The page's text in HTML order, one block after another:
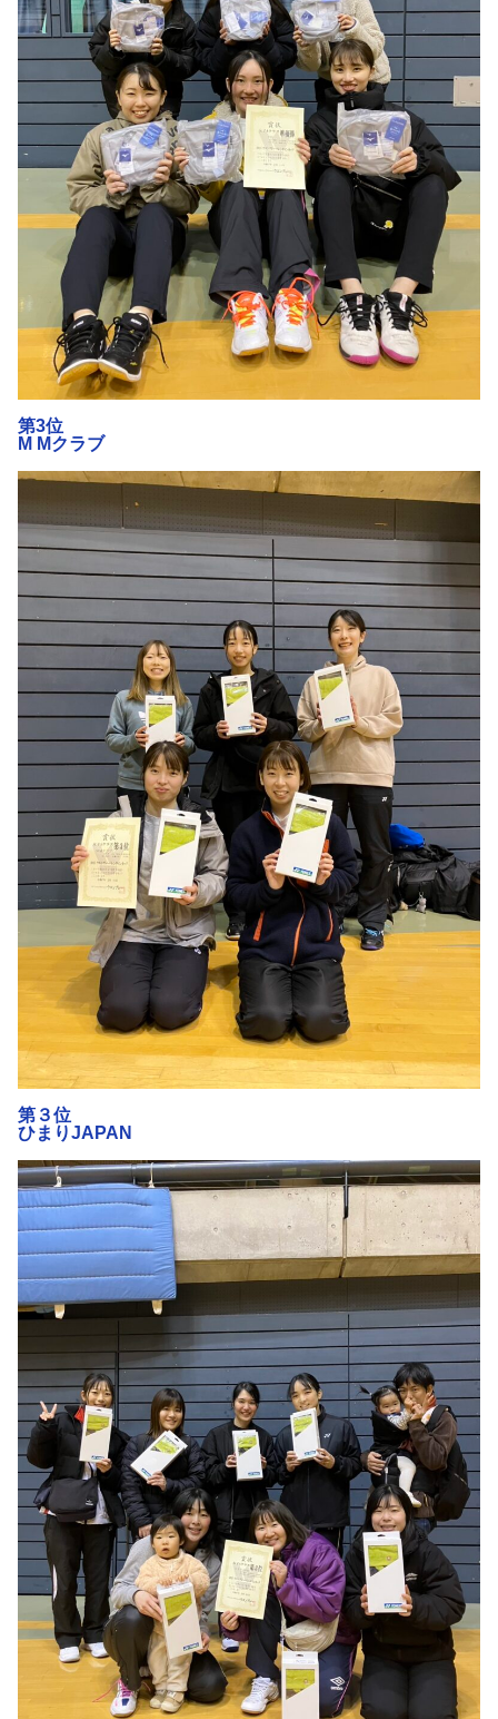
第3位
M Mクラブ
第３位
ひまりJAPAN